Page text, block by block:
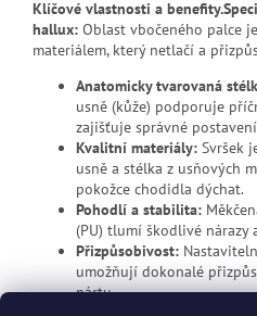
Klíčové vlastnosti a benefity.
hallux: Oblast vbočeného palce
materiálem, který netlačí a
Anatomicky tvarovaná
usně (kůže) podporuje
zajišťuje správné
Kvalitní materiály: Svršek
usně a stélka z usňových
pokožce chodidla dýchat.
Pohodlí a stabilita:
(PU) tlumí škodlivé nárazy
Přizpůsobivost:
umožňují dokonalé
nártu.